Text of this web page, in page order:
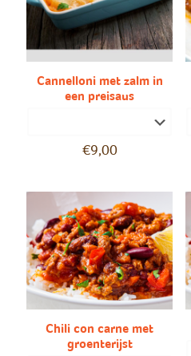
Cannelloni met zalm in
een preisaus
€9,00
Chili con carne met
groenterijst